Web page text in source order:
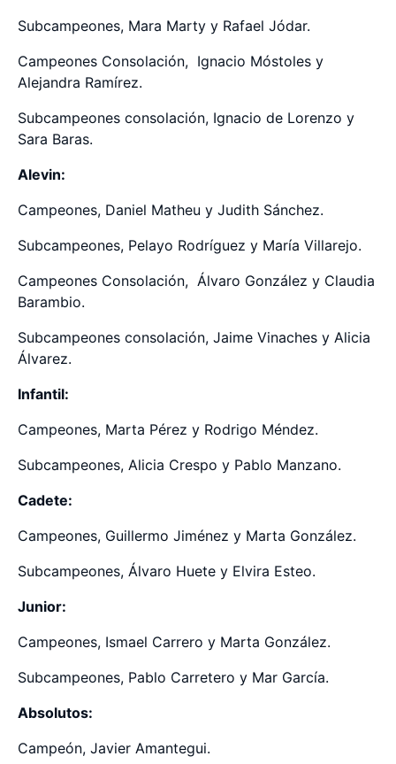
Subcampeones, Mara Marty y Rafael Jódar.
Campeones Consolación, Ignacio Móstoles y
Alejandra Ramírez.
Subcampeones consolación, Ignacio de Lorenzo y
Sara Baras.
Alevin:
Campeones, Daniel Matheu y Judith Sánchez.
Subcampeones, Pelayo Rodríguez y María Villarejo.
Campeones Consolación, Álvaro González y Claudia
Barambio.
Subcampeones consolación, Jaime Vinaches y Alicia
Álvarez.
Infantil:
Campeones, Marta Pérez y Rodrigo Méndez.
Subcampeones, Alicia Crespo y Pablo Manzano.
Cadete:
Campeones, Guillermo Jiménez y Marta González.
Subcampeones, Álvaro Huete y Elvira Esteo.
Junior:
Campeones, Ismael Carrero y Marta González.
Subcampeones, Pablo Carretero y Mar García.
Absolutos:
Campeón, Javier Amantegui.